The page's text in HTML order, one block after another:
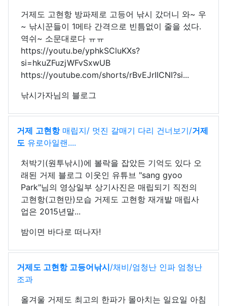
거제도 고현항 방파제로 고등어 낚시 갔더니 와~ 우
~ 낚시꾼들이 1메타 간격으로 빈틈없이 줄을 섰다.
역쉬~ 소문대로다 ㅠㅠ
https://youtu.be/yphkSCluKXs?
si=hkuZFuzjWFvSxwUB
https://youtube.com/shorts/rBvEJrIICNI?si...
낚시가자님의 블로그
거제 고현항매립지/ 멋진 갈매기 다리 건너보기/거제
도 유로아일랜....
처박기(원투낚시)에 볼락을 잡았든 기억도 있다 오
래된 거제 블로그 이웃인 유튜브 "sang gyoo
Park"님의 영상일부 상기사진은 매립되기 직전의
고현항(고현만)모습 거제도 고현항 재개발 매립사
업은 2015년말...
밤이면 바다로 떠나자!
거제도 고현항 고등어낚시/채비/엄청난 인파 엄청난
조과
올겨울 거제도 최고의 한파가 몰아치는 일요일 아침